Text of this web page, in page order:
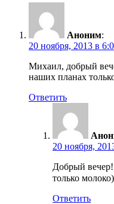
Аноним:
20 ноября, 2013 в
Михаил, добрый
наших планах
Ответить
20 ноября,
Добрый вечер!
только
Ответить